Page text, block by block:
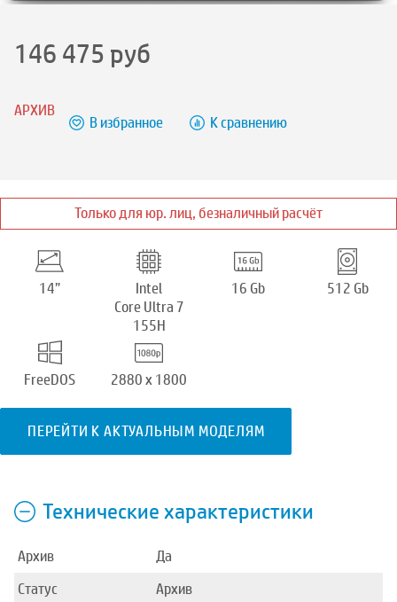
146 475 руб
АРХИВ
В избранное К сравнению
Только для юр. лиц, безналичный расчёт
14”
Intel
Core Ultra 7
155H
16 Gb 512 Gb
FreeDOS 2880 x 1800
ПЕРЕЙТИ К АКТУАЛЬНЫМ МОДЕЛЯМ
Технические характеристики
Архив
Да
Статус
Архив